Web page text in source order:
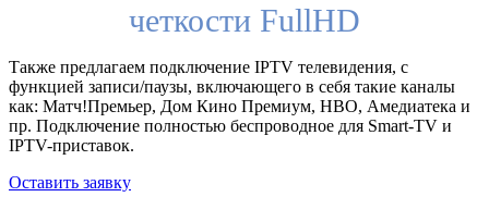
четкости FullHD
Также предлагаем подключение IPTV телевидения, с
функцией записи/паузы, включающего в себя такие каналы
как: Матч!Премьер, Дом Кино Премиум, HBO, Амедиатека и
пр. Подключение полностью беспроводное для Smart-TV и
IPTV-приставок.
Оставить заявку